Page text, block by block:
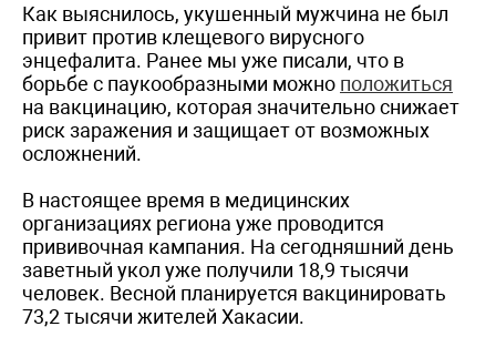
Как выяснилось, укушенный мужчина не был
привит против клещевого вирусного
энцефалита. Ранее мы уже писали, что в
борьбе с паукообразными можно положиться
на вакцинацию, которая значительно снижает
риск заражения и защищает от возможных
осложнений.
В настоящее время в медицинских
организациях региона уже проводится
прививочная кампания. На сегодняшний день
заветный укол уже получили 18,9 тысячи
человек. Весной планируется вакцинировать
73,2 тысячи жителей Хакасии.